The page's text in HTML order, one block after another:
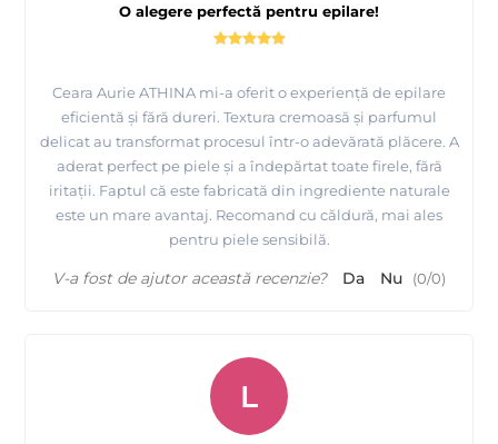
O alegere perfectă pentru epilare!
Ceara Aurie ATHINA mi-a oferit o experiență de epilare
eficientă și fără dureri. Textura cremoasă și parfumul
delicat au transformat procesul într-o adevărată plăcere. A
aderat perfect pe piele și a îndepărtat toate firele, fără
iritații. Faptul că este fabricată din ingrediente naturale
este un mare avantaj. Recomand cu căldură, mai ales
pentru piele sensibilă.
V-a fost de ajutor această recenzie? Da Nu (0/0)
L